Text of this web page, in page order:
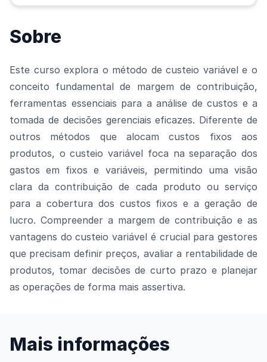
Sobre
Este curso explora o método de custeio variável e o
conceito fundamental de margem de contribuição,
ferramentas essenciais para a análise de custos e a
tomada de decisões gerenciais eficazes. Diferente de
outros métodos que alocam custos fixos aos
produtos, o custeio variável foca na separação dos
gastos em fixos e variáveis, permitindo uma visão
clara da contribuição de cada produto ou serviço
para a cobertura dos custos fixos e a geração de
lucro. Compreender a margem de contribuição e as
vantagens do custeio variável é crucial para gestores
que precisam definir preços, avaliar a rentabilidade de
produtos, tomar decisões de curto prazo e planejar
as operações de forma mais assertiva.
Mais informações